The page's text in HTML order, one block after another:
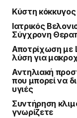
Κύστη κόκκυγος
Ιατρικός
Σύγχρονη
Αποτρίχωση με
λύση για
Αντηλιακή
που μπορεί να
υγιές
Συντήρηση
γνωρίζετε